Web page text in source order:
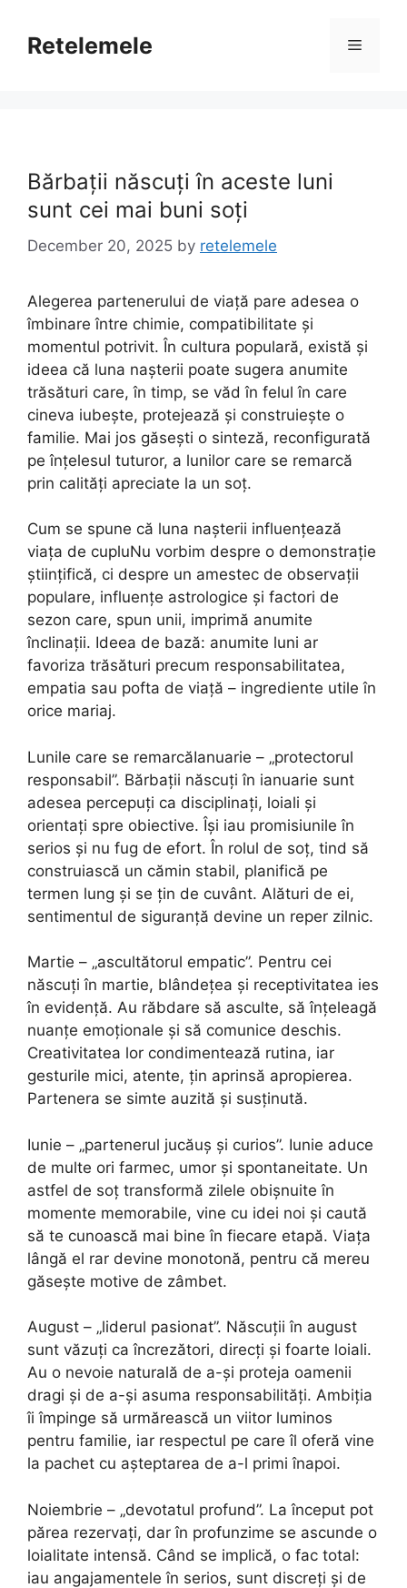
contentRetelemele Menu
Bărbații născuți în aceste luni
sunt cei mai buni soți
December 20, 2025 by retelemele
Alegerea partenerului de viață pare adesea o
îmbinare între chimie, compatibilitate și
momentul potrivit. În cultura populară, există și
ideea că luna nașterii poate sugera anumite
trăsături care, în timp, se văd în felul în care
cineva iubește, protejează și construiește o
familie. Mai jos găsești o sinteză, reconfigurată
pe înțelesul tuturor, a lunilor care se remarcă
prin calități apreciate la un soț.
Cum se spune că luna nașterii influențează
viața de cupluNu vorbim despre o demonstrație
științifică, ci despre un amestec de observații
populare, influențe astrologice și factori de
sezon care, spun unii, imprimă anumite
înclinații. Ideea de bază: anumite luni ar
favoriza trăsături precum responsabilitatea,
empatia sau pofta de viață – ingrediente utile în
orice mariaj.
Lunile care se remarcăIanuarie – „protectorul
responsabil”. Bărbații născuți în ianuarie sunt
adesea percepuți ca disciplinați, loiali și
orientați spre obiective. Își iau promisiunile în
serios și nu fug de efort. În rolul de soț, tind să
construiască un cămin stabil, planifică pe
termen lung și se țin de cuvânt. Alături de ei,
sentimentul de siguranță devine un reper zilnic.
Martie – „ascultătorul empatic”. Pentru cei
născuți în martie, blândețea și receptivitatea ies
în evidență. Au răbdare să asculte, să înțeleagă
nuanțe emoționale și să comunice deschis.
Creativitatea lor condimentează rutina, iar
gesturile mici, atente, țin aprinsă apropierea.
Partenera se simte auzită și susținută.
Iunie – „partenerul jucăuș și curios”. Iunie aduce
de multe ori farmec, umor și spontaneitate. Un
astfel de soț transformă zilele obișnuite în
momente memorabile, vine cu idei noi și caută
să te cunoască mai bine în fiecare etapă. Viața
lângă el rar devine monotonă, pentru că mereu
găsește motive de zâmbet.
August – „liderul pasionat”. Născuții în august
sunt văzuți ca încrezători, direcți și foarte loiali.
Au o nevoie naturală de a-și proteja oamenii
dragi și de a-și asuma responsabilități. Ambiția
îi împinge să urmărească un viitor luminos
pentru familie, iar respectul pe care îl oferă vine
la pachet cu așteptarea de a-l primi înapoi.
Noiembrie – „devotatul profund”. La început pot
părea rezervați, dar în profunzime se ascunde o
loialitate intensă. Când se implică, o fac total:
iau angajamentele în serios, sunt discreți și de